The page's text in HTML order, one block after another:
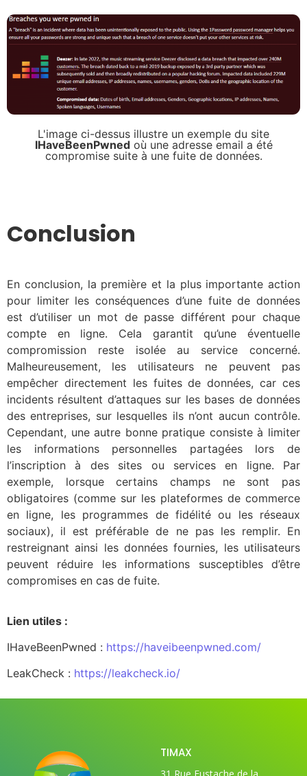
L'image ci-dessus illustre un exemple du site
IHaveBeenPwnedoù une adresse email a été
compromise suite à une fuite de données.
Conclusion
En conclusion, la première et la plus importante action
pour limiter les conséquences d’une fuite de données
est d’utiliser un mot de passe différent pour chaque
compte en ligne. Cela garantit qu’une éventuelle
compromission reste isolée au service concerné.
Malheureusement, les utilisateurs ne peuvent pas
empêcher directement les fuites de données, car ces
incidents résultent d’attaques sur les bases de données
des entreprises, sur lesquelles ils n’ont aucun contrôle.
Cependant, une autre bonne pratique consiste à limiter
les informations personnelles partagées lors de
l’inscription à des sites ou services en ligne. Par
exemple, lorsque certains champs ne sont pas
obligatoires (comme sur les plateformes de commerce
en ligne, les programmes de fidélité ou les réseaux
sociaux), il est préférable de ne pas les remplir. En
restreignant ainsi les données fournies, les utilisateurs
peuvent réduire les informations susceptibles d’être
compromises en cas de fuite.
Lien utiles :
IHaveBeenPwned : https://haveibeenpwned.com/
LeakCheck : https://leakcheck.io/
TIMAX